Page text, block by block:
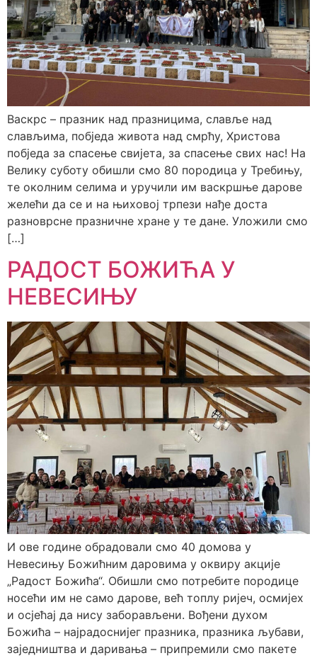
Васкрс – празник над празницима, славље над
слављима, побједа живота над смрћу, Христова
побједа за спасење свијета, за спасење свих нас! На
Велику суботу обишли смо 80 породица у Требињу,
те околним селима и уручили им васкршње дарове
желећи да се и на њиховој трпези нађе доста
разноврсне празничне хране у те дане. Уложили смо
[…]
РАДОСТ БОЖИЋА У
НЕВЕСИЊУ
И ове године обрадовали смо 40 домова у
Невесињу Божићним даровима у оквиру акције
„Радост Божића“. Обишли смо потребите породице
носећи им не само дарове, већ топлу ријеч, осмијех
и осјећај да нису заборављени. Вођени духом
Божића – најрадоснијег празника, празника љубави,
заједништва и даривања – припремили смо пакете